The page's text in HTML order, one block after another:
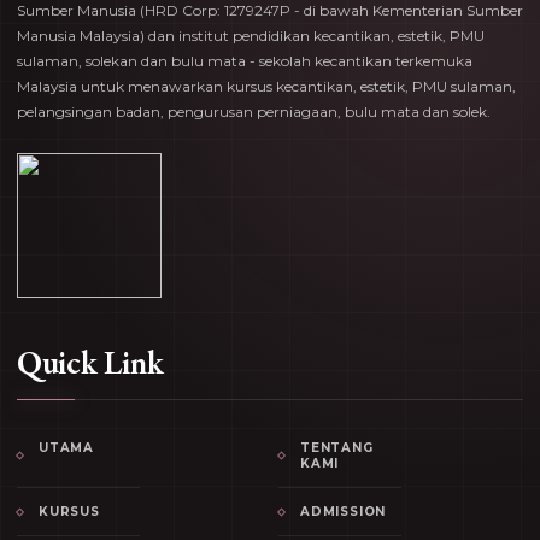
Sumber Manusia (HRD Corp: 1279247P - di bawah Kementerian Sumber
Manusia Malaysia) dan institut pendidikan kecantikan, estetik, PMU
sulaman, solekan dan bulu mata - sekolah kecantikan terkemuka
Malaysia untuk menawarkan kursus kecantikan, estetik, PMU sulaman,
pelangsingan badan, pengurusan perniagaan, bulu mata dan solek.
Quick Link
UTAMA
TENTANG
KAMI
KURSUS ADMISSION